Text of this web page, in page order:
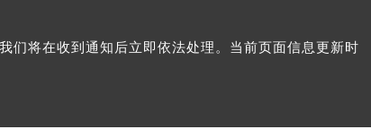
们将在收到通知后立即依法处理。当前页面信息更新时